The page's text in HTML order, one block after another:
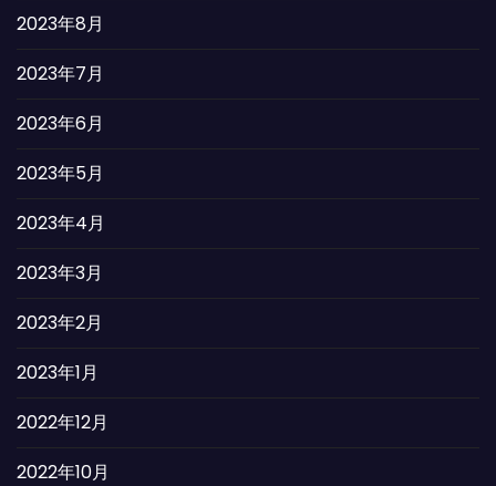
2023年8月
2023年7月
2023年6月
2023年5月
2023年4月
2023年3月
2023年2月
2023年1月
2022年12月
2022年10月